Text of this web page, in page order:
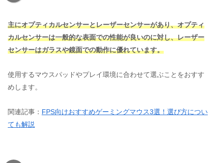
主にオプティカルセンサーとレーザーセンサーがあり、オプティ
カルセンサーは一般的な表面での性能が良いのに対し、レーザー
センサーはガラスや鏡面での動作に優れています。
使用するマウスパッドやプレイ環境に合わせて選ぶことをおすす
めします。
関連記事： FPS向けおすすめゲーミングマウス3選！選び方につい
ても解説